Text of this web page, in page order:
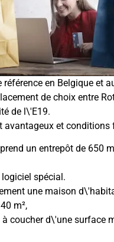
référence en Belgique et
de choix entre
de l\'E19.
avantageux et conditions
un entrepôt de 650
spécial.
une maison
m²,
coucher d\'une surface